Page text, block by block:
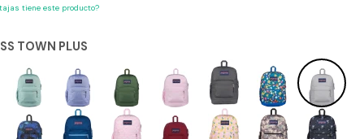
tiene este producto?
TOWN PLUS